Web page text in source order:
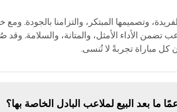
تضمن الأداء الأمثل، والمتانة، والسلامة.
مباراة تجربةً لا تُنسى.
ما بعد البيع لملاعب البادل الخاصة بها؟